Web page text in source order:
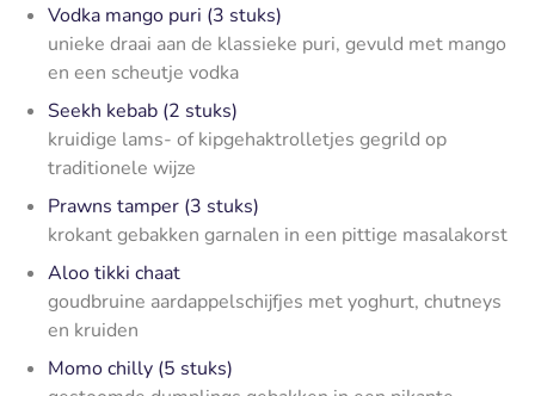
Vodka mango puri (3 stuks)
unieke draai aan de klassieke puri, gevuld met mango
en een scheutje vodka
Seekh kebab (2 stuks)
kruidige lams- of kipgehaktrolletjes gegrild op
traditionele wijze
Prawns tamper (3 stuks)
krokant gebakken garnalen in een pittige masalakorst
Aloo tikki chaat
goudbruine aardappelschijfjes met yoghurt, chutneys
en kruiden
Momo chilly (5 stuks)